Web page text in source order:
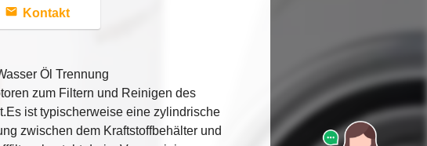
Kontakt
Öl Trennung
zum Filtern und Reinigen des
ist typischerweise eine zylindrische
zwischen dem Kraftstoffbehälter und